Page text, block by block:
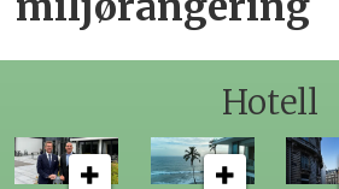
Hotell